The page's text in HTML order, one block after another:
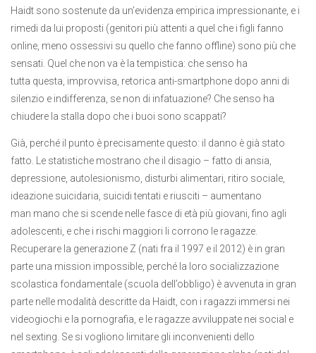
Haidt sono sostenute da un’evidenza empirica impressionante, e i
rimedi da lui proposti (genitori più attenti a quel che i figli fanno
online, meno ossessivi su quello che fanno offline) sono più che
sensati. Quel che non va è la tempistica: che senso ha
tutta questa, improvvisa, retorica anti-smartphone dopo anni di
silenzio e indifferenza, se non di infatuazione? Che senso ha
chiudere la stalla dopo che i buoi sono scappati?
Già, perché il punto è precisamente questo: il danno è già stato
fatto. Le statistiche mostrano che il disagio – fatto di ansia,
depressione, autolesionismo, disturbi alimentari, ritiro sociale,
ideazione suicidaria, suicidi tentati e riusciti – aumentano
man mano che si scende nelle fasce di età più giovani, fino agli
adolescenti, e che i rischi maggiori li corrono le ragazze.
Recuperare la generazione Z (nati fra il 1997 e il 2012) è in gran
parte una mission impossible, perché la loro socializzazione
scolastica fondamentale (scuola dell’obbligo) è avvenuta in gran
parte nelle modalità descritte da Haidt, con i ragazzi immersi nei
videogiochi e la pornografia, e le ragazze avviluppate nei social e
nel sexting. Se si vogliono limitare gli inconvenienti dello